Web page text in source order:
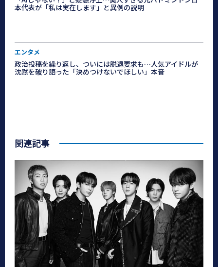
本代表が「私は実在します」と異例の説明
エンタメ
政治投稿を繰り返し、ついには脱退要求も…人気アイドルが
沈黙を破り語った「決めつけないでほしい」本音
関連記事